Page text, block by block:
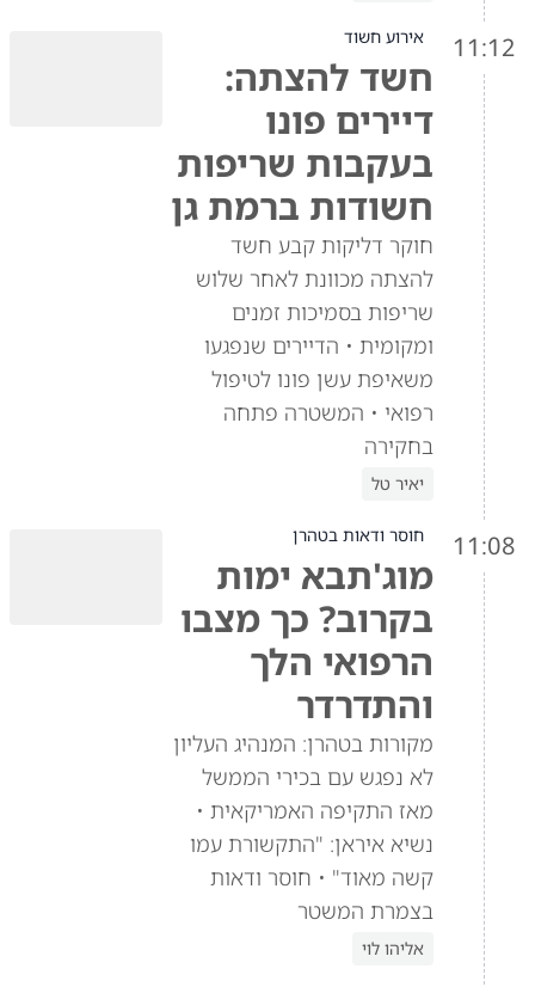
11:12 אירוע חשוד
חשד להצתה:
דיירים פונו
בעקבות שריפות
חשודות ברמת גן
חוקר דליקות קבע חשד
להצתה מכוונת לאחר שלוש
שריפות בסמיכות זמנים
ומקומית • הדיירים שנפגעו
משאיפת עשן פונו לטיפול
רפואי • המשטרה פתחה
בחקירה
יאיר טל
11:08 חוסר ודאות בטהרן
מוג'תבא ימות
בקרוב? כך מצבו
הרפואי הלך
והתדרדר
מקורות בטהרן: המנהיג העליון
לא נפגש עם בכירי הממשל
מאז התקיפה האמריקאית •
נשיא איראן: "התקשורת עמו
קשה מאוד" • חוסר ודאות
בצמרת המשטר
אליהו לוי